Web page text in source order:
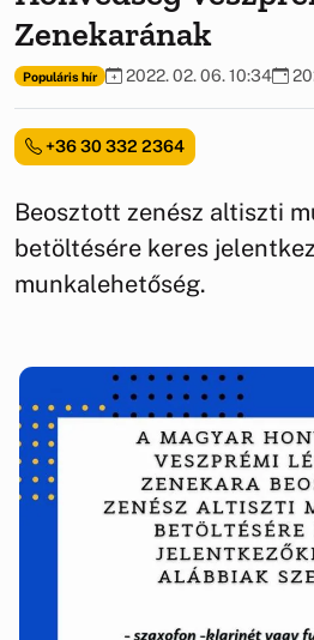
Zenekarának
Populáris hír 2022. 02. 06. 10:34
+36 30 332 2364
Beosztott zenész altiszti
betöltésére keres
munkalehetőség.